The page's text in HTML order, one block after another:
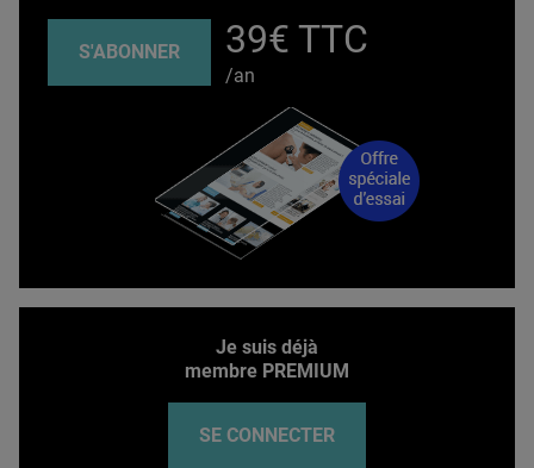
S'ABONNER 39€ TTC
/an
Je suis déjà
membre PREMIUM
SE CONNECTER